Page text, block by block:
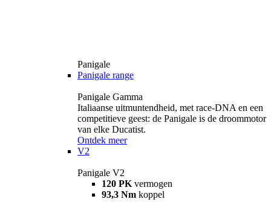
Panigale
Panigale range
Panigale Gamma
Italiaanse uitmuntendheid, met race-DNA en een
competitieve geest: de Panigale is de droommotor
van elke Ducatist.
Ontdek meer
V2
Panigale V2
120 PK vermogen
93,3 Nm koppel